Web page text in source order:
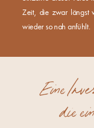
Zeit, die zwar längst
wieder so nah anfühlt.
Eine
die